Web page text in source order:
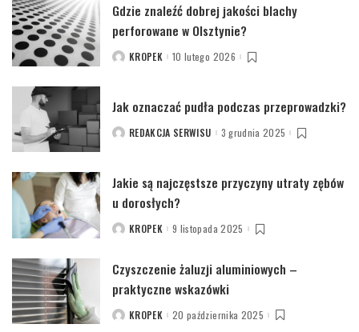
Gdzie znaleźć dobrej jakości blachy
perforowane w Olsztynie?
POSTEDKROPEK 10 lutego 2026
Jak oznaczać pudła podczas przeprowadzki?
POSTEDREDAKCJA SERWISU 3 grudnia 2025
Jakie są najczęstsze przyczyny utraty zębów
u dorosłych?
POSTEDKROPEK 9 listopada 2025
Czyszczenie żaluzji aluminiowych –
praktyczne wskazówki
POSTEDKROPEK 20 października 2025